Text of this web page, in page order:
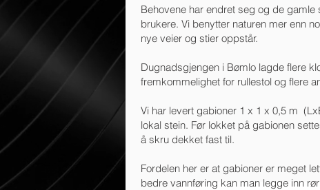
Behovene har endret seg og de
brukere. Vi benytter naturen mer enn
nye veier og stier oppstår.
Dugnadsgjengen i Bømlo lagde flere
fremkommelighet for rullestol og flere
Vi har levert gabioner 1 x 1 x 0,5 m
lokal stein. Før lokket på gabionen
å skru dekket fast til.
Fordelen her er at gabioner er meget
bedre vannføring kan man legge inn